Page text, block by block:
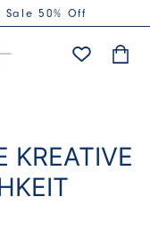
Sale 50% Off
KREATIVE